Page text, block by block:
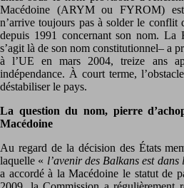
Macédoine (ARYM ou FYROM)
n’arrive toujours pas à solder le conflit
depuis 1991 concernant son nom. La
s’agit là de son nom constitutionnel– a
à l’UE en mars 2004, treize ans
indépendance. À court terme,
déstabiliser le pays.
La question du nom, pierre
Macédoine
Au regard de la décision des États
laquelle « l’avenir des Balkans est
a accordé à la Macédoine le statut de